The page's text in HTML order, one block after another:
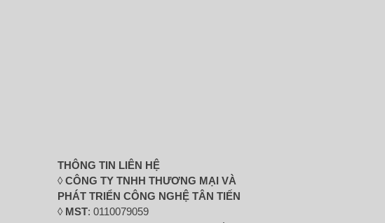
THÔNG TIN LIÊN HỆ
◊CÔNG TY TNHH THƯƠNG MẠI VÀ
PHÁT TRIỂN CÔNG NGHỆ TÂN TIẾN
◊ MST: 0110079059